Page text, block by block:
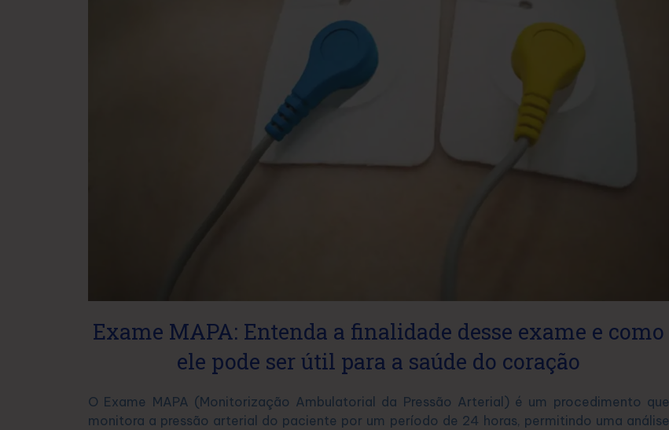
Exame MAPA: Entenda a finalidade desse exame e como
ele pode ser útil para a saúde do coração
O Exame MAPA (Monitorização Ambulatorial da Pressão Arterial) é um procedimento que
monitora a pressão arterial do paciente por um período de 24 horas, permitindo uma análise